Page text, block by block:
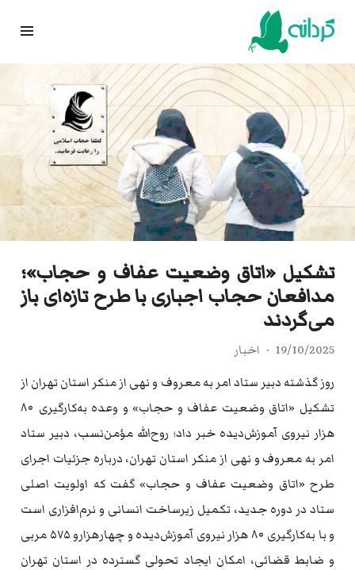
Skip
content
تشکیل «اتاق وضعیت عفاف و حجاب»؛
مدافعان حجاب اجباری با طرح تازه‌ای باز
می‌گردند
19/10/2025
اخبار
روز گذشته دبیر ستاد امر به معروف و نهی از منکر استان تهران از
تشکیل «اتاق وضعیت عفاف و حجاب» و وعده به‌کارگیری ۸۰
هزار نیروی آموزش‌دیده خبر داد؛ روح‌الله مؤمن‌نسب، دبیر ستاد
امر به معروف و نهی از منکر استان تهران، درباره جزئیات اجرای
طرح «اتاق وضعیت عفاف و حجاب» گفت که اولویت اصلی
ستاد در دوره جدید، تکمیل زیرساخت انسانی و نرم‌افزاری است
و با به‌کارگیری ۸۰ هزار نیروی آموزش‌دیده و چهار‌هزار‌و ۵۷۵ مربی
و ضابط قضائی، امکان ایجاد تحولی گسترده در استان تهران